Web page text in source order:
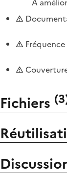
Fichiers (3